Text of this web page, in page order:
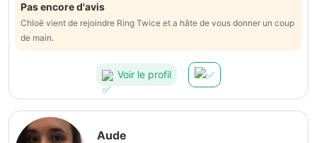
Pas encore d'avis
Chloë vient de rejoindre Ring Twice et a hâte de vous donner un coup
de main.
Voir le profil
Aude